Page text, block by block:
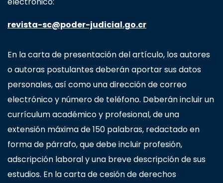
revista-sc@poder-judicial.go.cr
En la carta de presentación del artículo, los autores
o autoras postulantes deberán aportar sus datos
personales, así como una dirección de correo
electrónico y número de teléfono. Deberán incluir un
currículum académico y profesional, de una
extensión máxima de 150 palabras, redactado en
forma de párrafo, que debe incluir profesión,
adscripción laboral y una breve descripción de sus
estudios. En la carta de cesión de derechos